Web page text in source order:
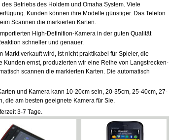
Betriebs des Holdem und Omaha System. Viele
Kunden können ihre Modelle günstiger. Das Telefon
Scannen die markierten Karten.
High-Definition-Kamera in der guten Qualität
schneller und genauer.
verkauft wird, ist nicht praktikabel für Spieler, die
ernst, produzierten wir eine Reihe von Langstrecken-
scannen die markierten Karten. Die automatisch
und Kamera kann 10-20cm sein, 20-35cm, 25-40cm, 27-
die am besten geeignete Kamera für Sie.
3-7 Tage.